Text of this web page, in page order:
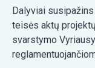
Dalyviai
teisės aktų
svarstymo